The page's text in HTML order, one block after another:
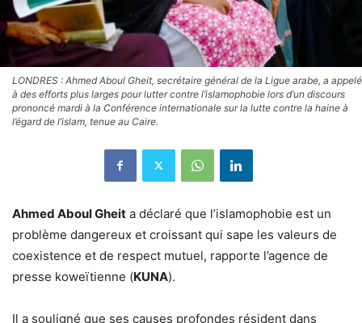
LONDRES : Ahmed Aboul Gheit, secrétaire général de la Ligue arabe, a appelé
à des efforts plus larges pour lutter contre l’islamophobie lors d’un discours
prononcé mardi à la Conférence internationale sur la lutte contre la haine à
l’égard de l’islam, tenue au Caire.
Ahmed Aboul Gheit a déclaré que l’islamophobie est un
problème dangereux et croissant qui sape les valeurs de
coexistence et de respect mutuel, rapporte l’agence de
presse koweïtienne (KUNA).
Il a souligné que ses causes profondes résident dans